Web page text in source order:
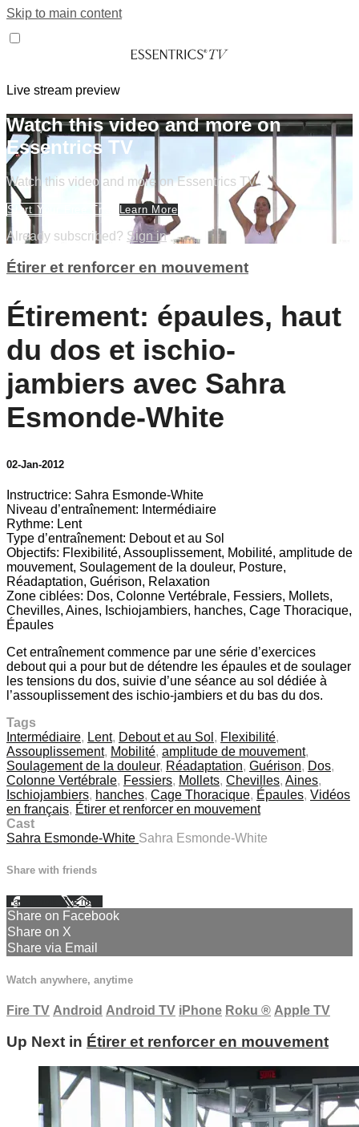
Skip to main content
Live stream preview
Watch this video and more on
Essentrics TV
Watch this video and more on Essentrics TV
Start Your Free Trial Learn More
Already subscribed? Sign in
Étirer et renforcer en mouvement
Étirement: épaules, haut
du dos et ischio-
jambiers avec Sahra
Esmonde-White
02-Jan-2012
Instructrice: Sahra Esmonde-White
Niveau d’entraînement: Intermédiaire
Rythme: Lent
Type d’entraînement: Debout et au Sol
Objectifs: Flexibilité, Assouplissement, Mobilité, amplitude de
mouvement, Soulagement de la douleur, Posture,
Réadaptation, Guérison, Relaxation
Zone ciblées: Dos, Colonne Vertébrale, Fessiers, Mollets,
Chevilles, Aines, Ischiojambiers, hanches, Cage Thoracique,
Épaules
Cet entraînement commence par une série d’exercices
debout qui a pour but de détendre les épaules et de soulager
les tensions du dos, suivie d’une séance au sol dédiée à
l’assouplissement des ischio-jambiers et du bas du dos.
Tags
Intermédiaire, Lent, Debout et au Sol , Flexibilité,
Assouplissement, Mobilité, amplitude de mouvement,
Soulagement de la douleur, Réadaptation, Guérison, Dos,
Colonne Vertébrale, Fessiers, Mollets, Chevilles, Aines,
Ischiojambiers, hanches, Cage Thoracique, Épaules, Vidéos
en français, Étirer et renforcer en mouvement
Cast
Sahra Esmonde-White Sahra Esmonde-White
Share with friends
Facebook XEmail
Share on Facebook
Share on X
Share via Email
Watch anywhere, anytime
Fire TV Android Android TV iPhone Roku ® Apple TV
Up Next in Étirer et renforcer en mouvement